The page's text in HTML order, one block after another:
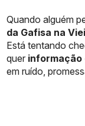
Quando alguém
da Gafisa na
Está tentando
quer informação
em ruído,